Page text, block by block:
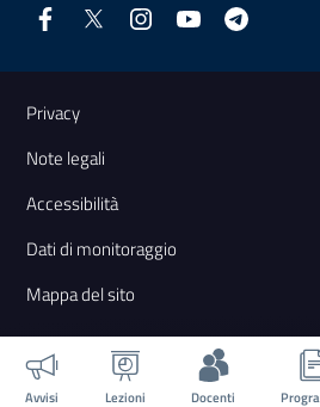
Avvisi Lezioni Docenti
Link e informazioni
Privacy
Note legali
Accessibilità
Dati di monitoraggio
Mappa del sito